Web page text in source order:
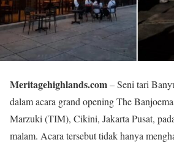
Meritagehighlands.com– Seni tari
dalam acara grand opening The
Marzuki (TIM), Cikini, Jakarta Pusat,
malam. Acara tersebut tidak hanya